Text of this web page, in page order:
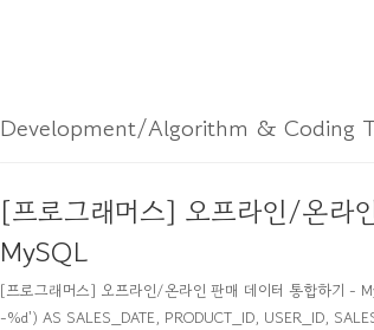
Development/Algorithm & Coding
[프로그래머스] 오프라인/온라
MySQL
[프로그래머스] 오프라인/온라인 판매 데이터 통합하기 -
-%d') AS SALES_DATE, PRODUCT_ID, USER_ID,